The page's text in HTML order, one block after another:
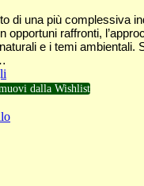
di una più complessiva
opportuni raffronti,
e i temi ambientali.
dalla Wishlist